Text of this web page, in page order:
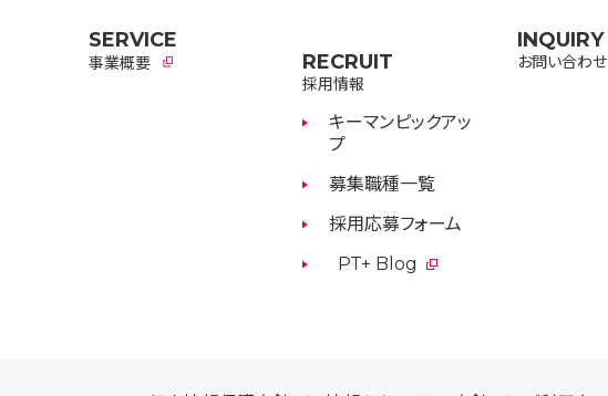
SERVICE
事業概要 RECRUIT
採用情報
キーマンピックアッ
プ
募集職種一覧
採用応募フォーム
PT+ Blog
INQUIRY
お問い合わせ